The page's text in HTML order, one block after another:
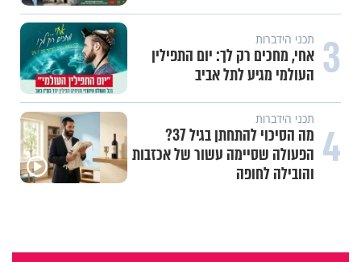
3 תכני הידברות
אחי, מחכים רק לך: יום התפילין
העולמי מגיע לתל אביב
4 תכני הידברות
מה הסיכוי להתחתן בגיל 37?
הפעולה שסיימה עשור של אכזבות
והובילה לחופה